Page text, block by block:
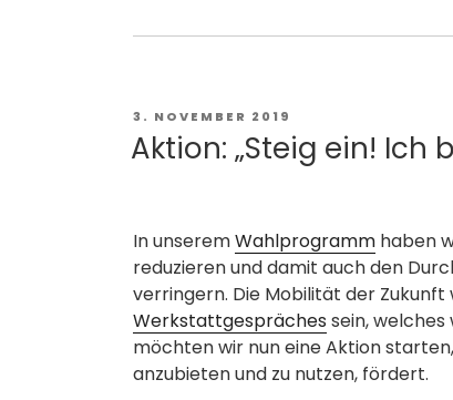
Wasser
Klimawandel“
VERÖFFENTLICHT
AM
3. NOVEMBER 2019
Aktion: „Steig ein! Ich
In unseremWahlprogramm haben
reduzieren und damit auch den
verringern. Die Mobilität der
Werkstattgespräches sein, welches
möchten wir nun eine Aktion
anzubieten und zu nutzen, fördert.